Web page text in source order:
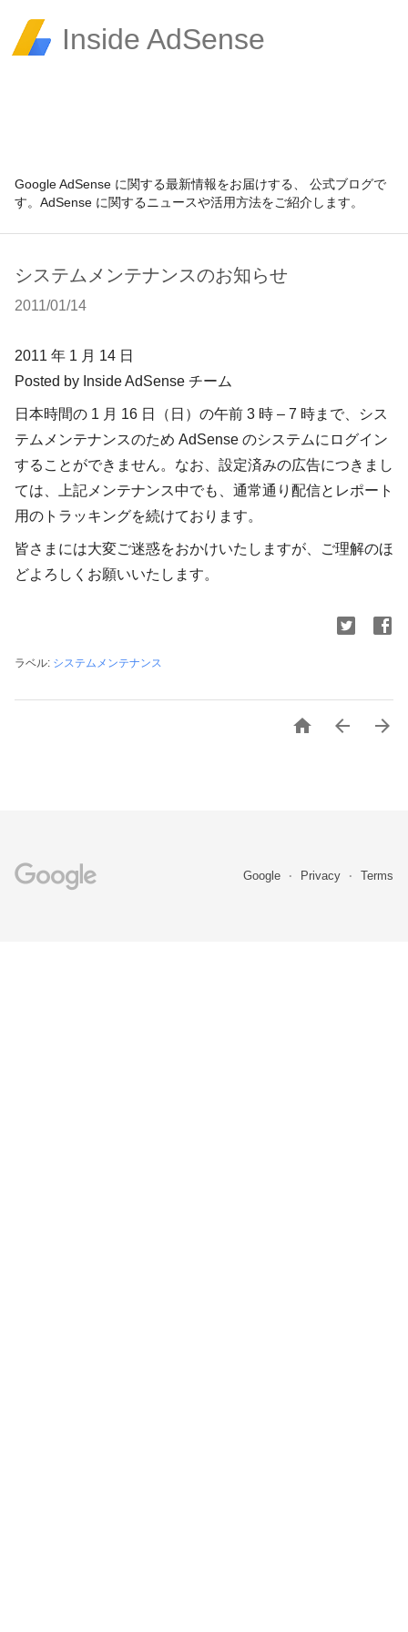
Inside AdSense
Google AdSense に関する最新情報をお届けする、 公式ブログで
す。AdSense に関するニュースや活用方法をご紹介します。
システムメンテナンスのお知らせ
2011/01/14
2011 年 1 月 14 日
Posted by Inside AdSense チーム
日本時間の 1 月 16 日（日）の午前 3 時 – 7 時まで、シス
テムメンテナンスのため AdSense のシステムにログイン
することができません。なお、設定済みの広告につきまし
ては、上記メンテナンス中でも、通常通り配信とレポート
用のトラッキングを続けております。
皆さまには大変ご迷惑をおかけいたしますが、ご理解のほ
どよろしくお願いいたします。
ラベル: システムメンテナンス
  
Google Privacy Terms